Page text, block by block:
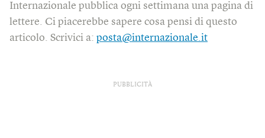
Internazionale pubblica ogni settimana una pagina di
lettere. Ci piacerebbe sapere cosa pensi di questo
articolo. Scrivici a: posta@internazionale.it
PUBBLICITÀ